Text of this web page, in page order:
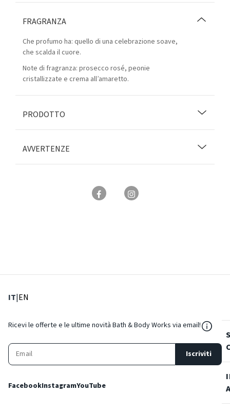
FRAGRANZA
Che profumo ha: quello di una celebrazione soave,
che scalda il cuore.
Note di fragranza: prosecco rosé, peonie
cristallizzate e crema all’amaretto.
PRODOTTO
AVVERTENZE
IT: Lingua corrente
|EN
Ricevi le offerte e le ultime novità Bath & Body Works via email!
Iscriviti
FacebookInstagramYouTube